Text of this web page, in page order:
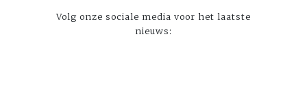
Volg onze sociale media voor het laatste
nieuws: